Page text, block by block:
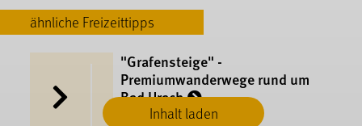
ähnliche Freizeittipps
Inhalt laden
"Grafensteige" -
Premiumwanderwege rund um
Bad Urach
Bad Urach